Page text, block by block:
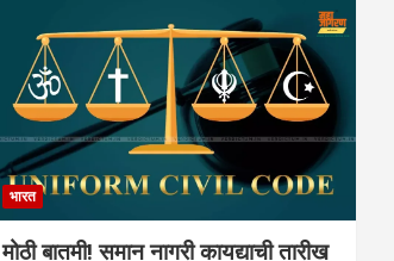
भारत
मोठी बातमी! समान नागरी कायद्याची तारीख